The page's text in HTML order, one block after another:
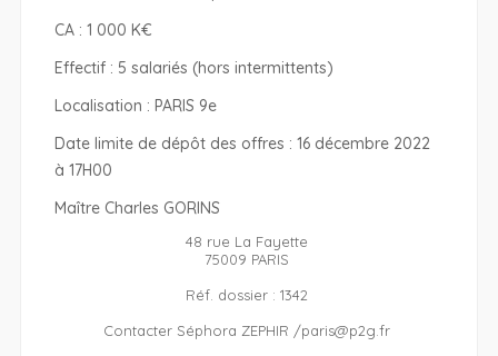
CA : 1 000 K€
Effectif : 5 salariés (hors intermittents)
Localisation : PARIS 9e
Date limite de dépôt des offres : 16 décembre 2022
à 17H00
Maître Charles GORINS
48 rue La Fayette
75009 PARIS
Réf. dossier : 1342
Contacter Séphora ZEPHIR /paris@p2g.fr